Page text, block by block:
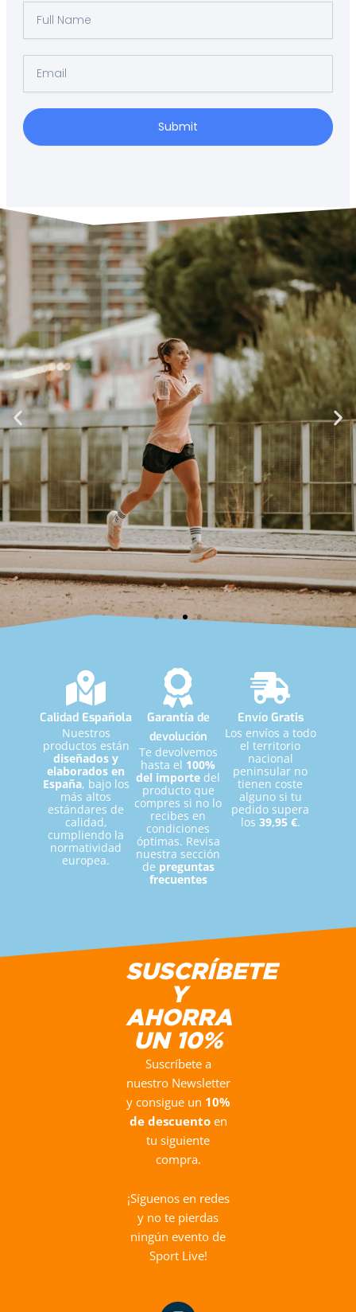
Name
Submit
BCAA’s de Drasanvi
son mi mejor
combustible para rendir en los entrenos
diarios. Ricos, ligeros y, sobre todo, muy
Actual Bronce Europeo de Salto de Longitud
Subcampeón de Europa de Salto de Altura
4º Clasificado en Triple Salto, Mundial
Calidad Española
Nuestros
productos están
diseñados y
elaborados en
España, bajo los
más altos
estándares de
calidad,
cumpliendo la
normatividad
europea.
Garantíade
devolución
Te devolvemos
hasta el 100%
del importe del
producto que
compres si no lo
recibes en
condiciones
óptimas. Revisa
nuestra sección
de preguntas
frecuentes
Envío Gratis
Los envíos a todo
el territorio
nacional
peninsular no
tienen coste
alguno si tu
pedido supera
los 39,95 €.
SUSCRÍBETE
Y
AHORRA
UN 10%
Suscríbete a
nuestro Newsletter
y consigue un 10%
de descuentoen
tu siguiente
compra.
¡Síguenos en redes
y no te pierdas
ningún evento de
Sport Live!